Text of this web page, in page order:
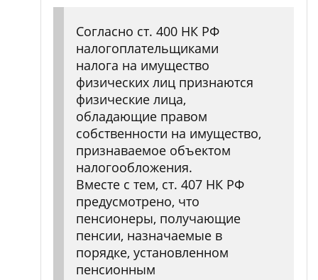
Согласно ст. 400 НК РФ
налогоплательщиками
налога на имущество
физических лиц признаются
физические лица,
обладающие правом
собственности на имущество,
признаваемое объектом
налогообложения.
Вместе с тем, ст. 407 НК РФ
предусмотрено, что
пенсионеры, получающие
пенсии, назначаемые в
порядке, установленном
пенсионным